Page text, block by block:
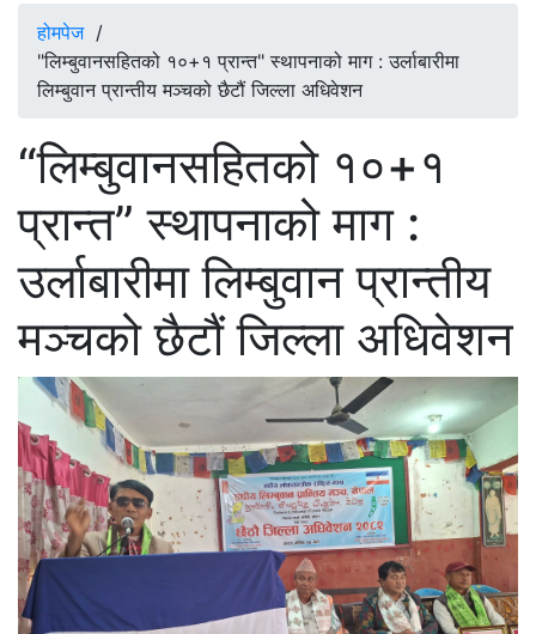
होमपेज/
"लिम्बुवानसहितको १०+१ प्रान्त" स्थापनाको माग : उर्लाबारीमा
लिम्बुवान प्रान्तीय मञ्चको छैटौं जिल्ला अधिवेशन
“लिम्बुवानसहितको १०+१
प्रान्त” स्थापनाको माग :
उर्लाबारीमा लिम्बुवान प्रान्तीय
मञ्चको छैटौं जिल्ला अधिवेशन